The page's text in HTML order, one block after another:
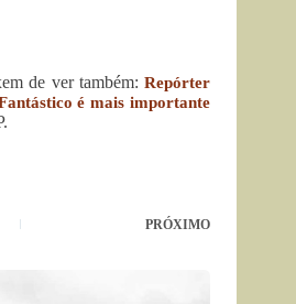
de ver também:Repórter
é mais importante
PRÓXIMO